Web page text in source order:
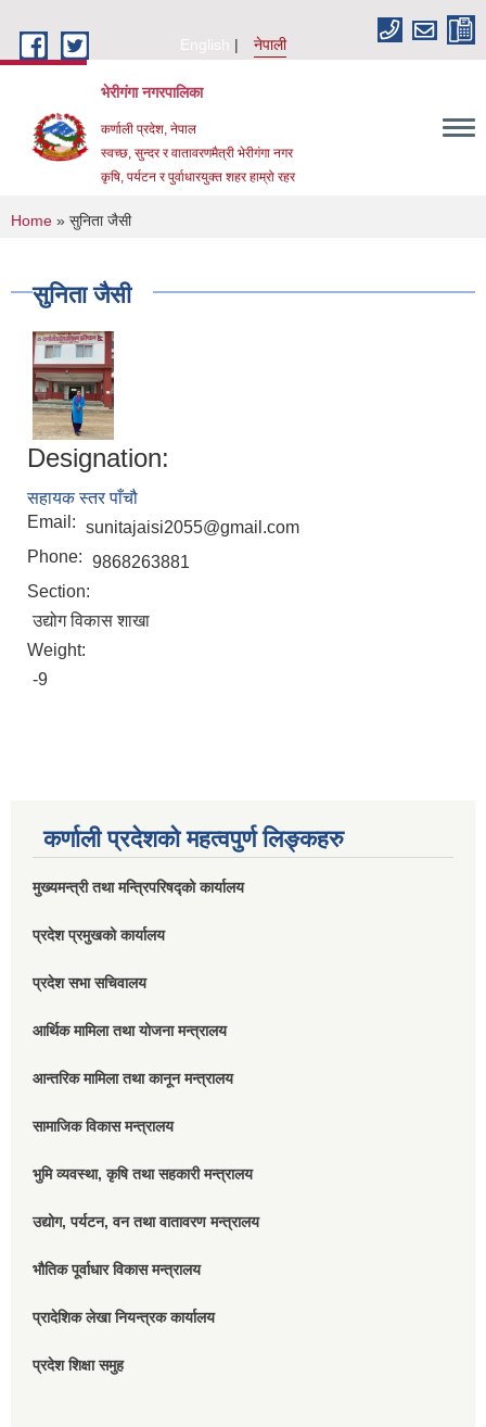
English
नेपाली
भेरीगंगा नगरपालिका
कर्णाली प्रदेश, नेपाल
स्वच्छ, सुन्दर र वातावरणमैत्री भेरीगंगा नगर
कृषि, पर्यटन र पुर्वाधारयुक्त शहर हाम्रो रहर
You are here
Home » सुनिता जैसी
सुनिता जैसी
Designation:
सहायक स्तर पाँचौ
Email: sunitajaisi2055@gmail.com
Phone: 9868263881
Section:
उद्योग विकास शाखा
Weight:
-9
कर्णाली प्रदेशको महत्वपुर्ण लिङ्कहरु
मुख्यमन्त्री तथा मन्त्रिपरिषद्को कार्यालय
प्रदेश प्रमुखको कार्यालय
प्रदेश सभा सचिवालय
आर्थिक मामिला तथा योजना मन्त्रालय
आन्तरिक मामिला तथा कानून मन्त्रालय
सामाजिक विकास मन्त्रालय
भुमि व्यवस्था, कृषि तथा सहकारी मन्त्रालय
उद्योग, पर्यटन, वन तथा वातावरण मन्त्रालय
भौतिक पूर्वाधार विकास मन्त्रालय
प्रादेशिक लेखा नियन्त्रक कार्यालय
प्रदेश शिक्षा समुह